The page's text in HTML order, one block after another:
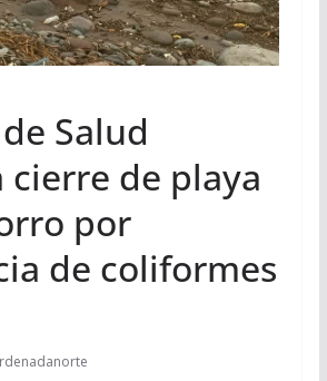
Salud
cierre de playa
por
de coliformes